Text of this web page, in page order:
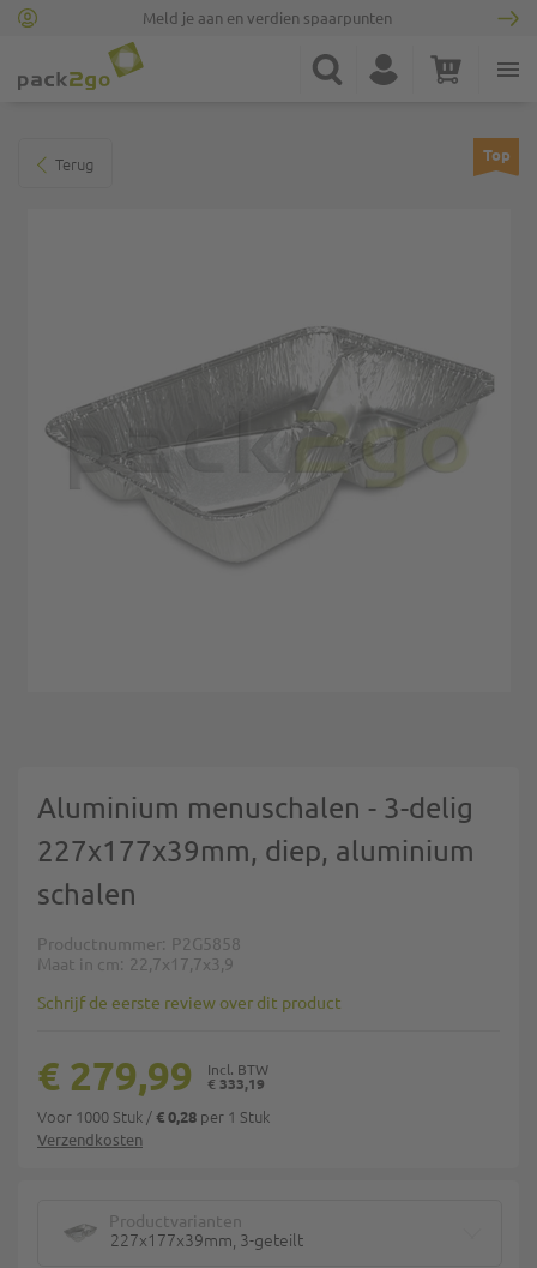
Meld je aan en verdien spaarpunten
Ga naar homepagina
Zoek Account Winkelwagen
Terug Top
Aluminium menuschalen - 3-delig
227x177x39mm, diep, aluminium
schalen
Productnummer P2G5858
Maat in cm
22,7x17,7x3,9
Schrijf de eerste review over dit product
Verzendkosten
€ 333,19
€ 279,99
Voor 1000 Stuk /€ 0,28 per 1 Stuk
Productvarianten
227x177x39mm, 3-geteilt